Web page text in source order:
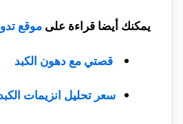
يمكنك أيضا قراءة على موقع
قصتي مع دهون الكبد
سعر تحليل انزيمات